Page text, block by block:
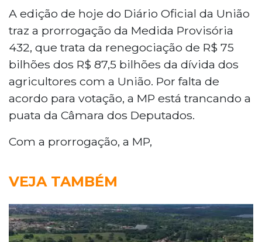
A edição de hoje do Diário Oficial da União
traz a prorrogação da Medida Provisória
432, que trata da renegociação de R$ 75
bilhões dos R$ 87,5 bilhões da dívida dos
agricultores com a União. Por falta de
acordo para votação, a MP está trancando a
puata da Câmara dos Deputados.
Com a prorrogação, a MP,
VEJA TAMBÉM